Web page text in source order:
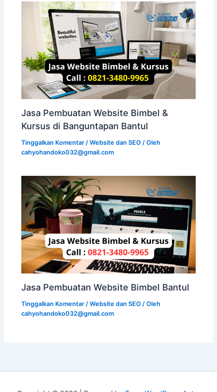
Jasa Pembuatan Website Bimbel &
Kursus di Banguntapan Bantul
Tinggalkan Komentar /Website dan SEO / Oleh
cahyohandoko032@gmail.com
Jasa Pembuatan Website Bimbel Bantul
Tinggalkan Komentar /Website dan SEO / Oleh
cahyohandoko032@gmail.com